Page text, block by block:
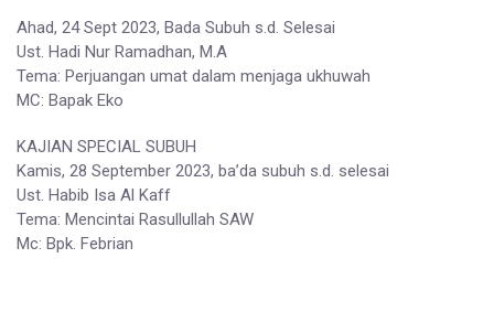
Ahad, 24 Sept 2023, Bada Subuh s.d. Selesai
Ust. Hadi Nur Ramadhan, M.A
Tema: Perjuangan umat dalam menjaga ukhuwah
MC: Bapak Eko
KAJIAN SPECIAL SUBUH
Kamis, 28 September 2023, ba’da subuh s.d. selesai
Ust. Habib Isa Al Kaff
Tema: Mencintai Rasullullah SAW
Mc: Bpk. Febrian